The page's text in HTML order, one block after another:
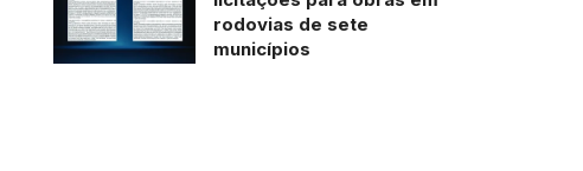
rodovias de sete
municípios